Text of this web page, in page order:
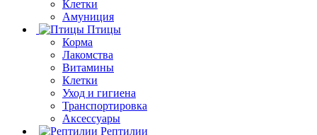
Клетки
Амуниция
Птицы
Корма
Лакомства
Витамины
Клетки
Уход и гигиена
Транспортировка
Аксессуары
Рептилии